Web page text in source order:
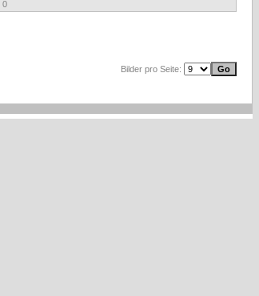
0
Bilder pro Seite: